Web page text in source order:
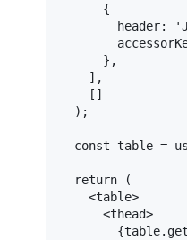
      {
header:
      },
    ],
    []
  );
const table =
return (
<table>
<thead>